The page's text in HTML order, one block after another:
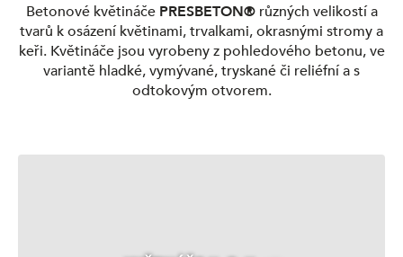
Betonové květináče PRESBETON®různých velikostí a
tvarů k osázení květinami, trvalkami, okrasnými stromy a
keři. Květináče jsou vyrobeny z pohledového betonu, ve
variantě hladké, vymývané, tryskané či reliéfní a s
odtokovým otvorem.